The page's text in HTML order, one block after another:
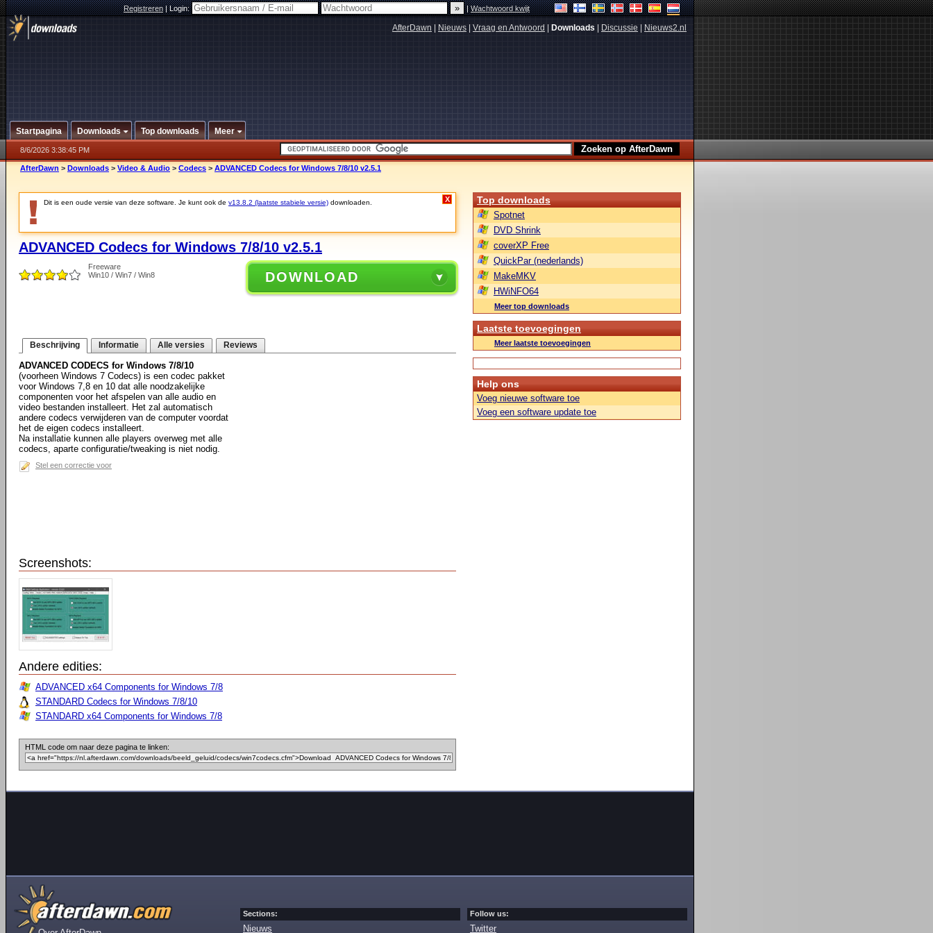
Registreren|Login: |Wachtwoord kwijt
AfterDawn Nieuws Vraag en Antwoord Downloads Discussie Nieuws2.nl
Startpagina Downloads Top downloads Meer
8/6/2026 3:38:45 PM
AfterDawn > Downloads > Video & Audio > Codecs > ADVANCED Codecs for Windows 7/8/10 v2.5.1
Dit is een oude versie van deze software. Je kunt ook de v13.8.2 (laatste stabiele versie) downloaden. X
ADVANCED Codecs for Windows 7/8/10 v2.5.1
Freeware
Win10 / Win7 / Win8
DOWNLOAD
Beschrijving Informatie Alle versies Reviews
ADVANCED CODECS for Windows 7/8/10
(voorheen Windows 7 Codecs) is een codec pakket
voor Windows 7,8 en 10 dat alle noodzakelijke
componenten voor het afspelen van alle audio en
video bestanden installeert. Het zal automatisch
andere codecs verwijderen van de computer voordat
het de eigen codecs installeert.
Na installatie kunnen alle players overweg met alle
codecs, aparte configuratie/tweaking is niet nodig.
Stel een correctie voor
Screenshots:
Andere edities:
ADVANCED x64 Components for Windows 7/8
STANDARD Codecs for Windows 7/8/10
STANDARD x64 Components for Windows 7/8
HTML code om naar deze pagina te linken:
Top downloads
Spotnet
DVD Shrink
coverXP Free
QuickPar (nederlands)
MakeMKV
HWiNFO64
Meer top downloads
Laatste toevoegingen
Meer laatste toevoegingen
Help ons
Voeg nieuwe software toe
Voeg een software update toe
Sections:
Nieuws
Follow us:
Twitter